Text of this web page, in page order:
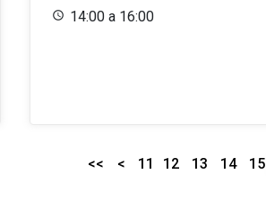
14:00 a 16:00
<< < 11 12 13 14 15